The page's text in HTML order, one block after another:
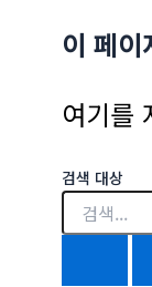
이 페
여기를
검색 대상